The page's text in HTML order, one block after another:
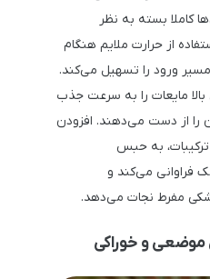
کاملا بسته به نظر
از حرارت ملایم هنگام
مسیر ورود را تسهیل می‌کند.
بالا مایعات را به سرعت جذب
را از دست می‌دهند. افزودن
به حبس
فراوانی می‌کند و
مفرط نجات می‌دهد.
و خوراکی